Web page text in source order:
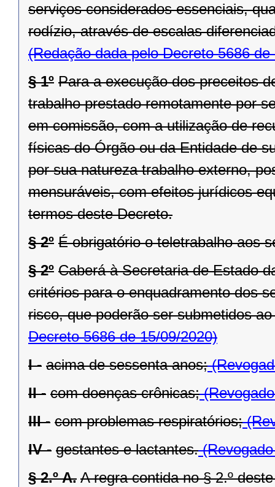
serviços considerados essenciais,
rodízio, através de escalas
(Redação dada pelo Decreto 5686 de
§ 1º Para a execução dos preceitos
trabalho prestado remotamente por
em comissão, com a utilização de
físicas do Órgão ou da Entidade de
por sua natureza trabalho externo,
mensuráveis, com efeitos jurídicos
termos deste Decreto.
§ 2º É obrigatório o teletrabalho aos
§ 2º Caberá à Secretaria de Estado
critérios para o enquadramento dos
risco, que poderão ser submetidos
Decreto 5686 de 15/09/2020)
I - acima de sessenta anos;
II - com doenças crônicas;
III - com problemas respiratórios;
IV - gestantes e lactantes.(Revogado
§ 2.º A. A regra contida no § 2.º